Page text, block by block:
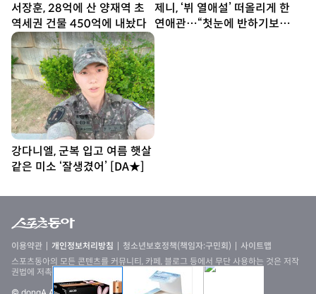
서장훈, 28억에 산 양재역 초
역세권 건물 450억에 내놨다
제니, ‘뷔 열애설’ 떠올리게 한
연애관…“첫눈에 반하기보다
강다니엘, 군복 입고 여름 햇살
같은 미소 ‘잘생겼어’ [DA★]
이용약관 개인정보처리방침 청소년보호정책(책임자:구민회)
사이트맵
스포츠동아의 모든 콘텐츠를 커뮤니티, 카페, 블로그 등에서 무단 사용하는 것은 저작
권법에 저촉되며, 법적 제재를 받을 수 있습니다